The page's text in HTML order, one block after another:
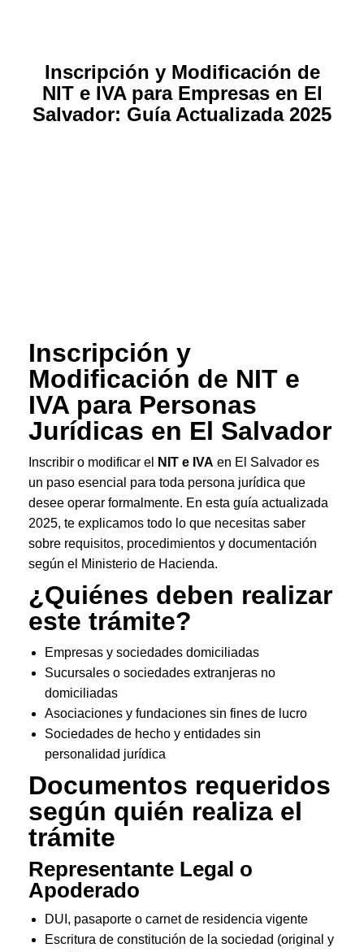
Inscripción y Modificación de
NIT e IVA para Empresas en El
Salvador: Guía Actualizada 2025
Inscripción y
Modificación de NIT e
IVA para Personas
Jurídicas en El Salvador
Inscribir o modificar el NIT e IVA en El Salvador es
un paso esencial para toda persona jurídica que
desee operar formalmente. En esta guía actualizada
2025, te explicamos todo lo que necesitas saber
sobre requisitos, procedimientos y documentación
según el Ministerio de Hacienda.
¿Quiénes deben realizar
este trámite?
Empresas y sociedades domiciliadas
Sucursales o sociedades extranjeras no
domiciliadas
Asociaciones y fundaciones sin fines de lucro
Sociedades de hecho y entidades sin
personalidad jurídica
Documentos requeridos
según quién realiza el
trámite
Representante Legal o
Apoderado
DUI, pasaporte o carnet de residencia vigente
Escritura de constitución de la sociedad (original y